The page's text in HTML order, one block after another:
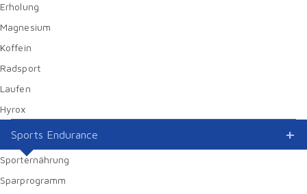
Erholung
Magnesium
Koffein
Radsport
Laufen
Hyrox
Sports Endurance
Sporternährung
Sparprogramm